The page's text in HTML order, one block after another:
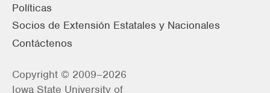
Políticas
Socios de Extensión Estatales y Nacionales
Contáctenos
Copyright © 2009–2026
Iowa State University of